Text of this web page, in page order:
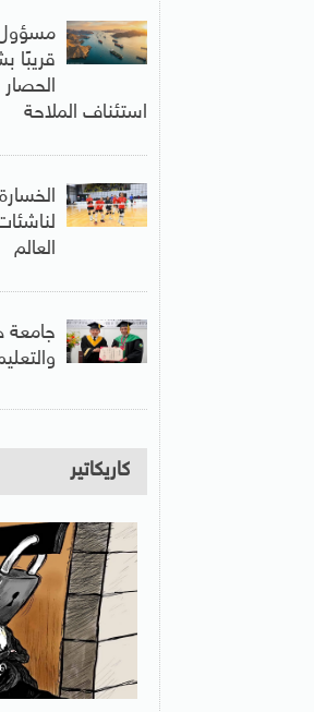
مسؤول
قريبًا
استئناف الملاحة
العالم
جامعة
كاريكاتير